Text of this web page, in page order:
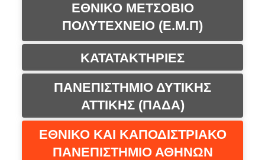
ΕΘΝΙΚΟ ΜΕΤΣΟΒΙΟ
ΠΟΛΥΤΕΧΝΕΙΟ (Ε.Μ.Π)
ΚΑΤΑΤΑΚΤΗΡΙΕΣ
ΠΑΝΕΠΙΣΤΗΜΙΟ ΔΥΤΙΚΗΣ
ΑΤΤΙΚΗΣ (ΠΑΔΑ)
ΕΘΝΙΚΟ ΚΑΙ ΚΑΠΟΔΙΣΤΡΙΑΚΟ
ΠΑΝΕΠΙΣΤΗΜΙΟ ΑΘΗΝΩΝ